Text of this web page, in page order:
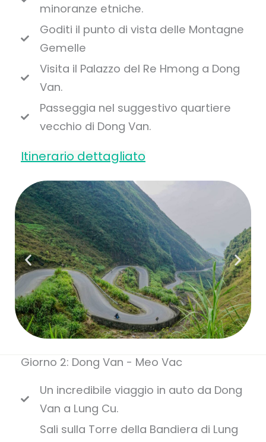
minoranze etniche.
Goditi il punto di vista delle Montagne
Gemelle
Visita il Palazzo del Re Hmong a Dong
Van.
Passeggia nel suggestivo quartiere
vecchio di Dong Van.
Itinerario dettagliato
Giorno 2: Dong Van - Meo Vac
Un incredibile viaggio in auto da Dong
Van a Lung Cu.
Sali sulla Torre della Bandiera di Lung